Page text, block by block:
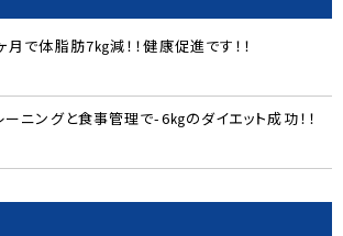
で体脂肪7㎏減！！健康促進です！！
ニングと食事管理で-6㎏のダイエット成功！！